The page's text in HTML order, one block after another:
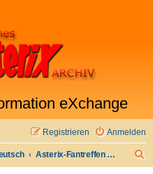
eXchange
Anmelden
Registrieren
Asterix-Fantreffen & Stammtisch